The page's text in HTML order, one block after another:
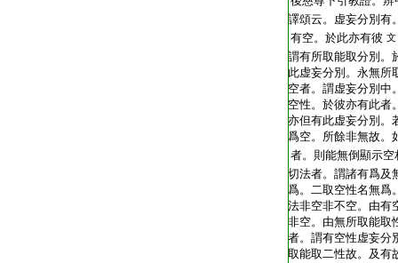
譯頌云。虚妄分別有
有空。於此亦有彼 文
謂有所取能取分別。
此虚妄分別。永無所
空者。謂虚妄分別中
空性。於彼亦有此者
亦但有此虚妄分別。
爲空。所餘非無故。
者。則能無倒顯示空
切法者。謂諸有爲及
爲。二取空性名無爲
法非空非不空。由有
非空。由無所取能取
者。謂有空性虚妄分
取能取二性故。及有